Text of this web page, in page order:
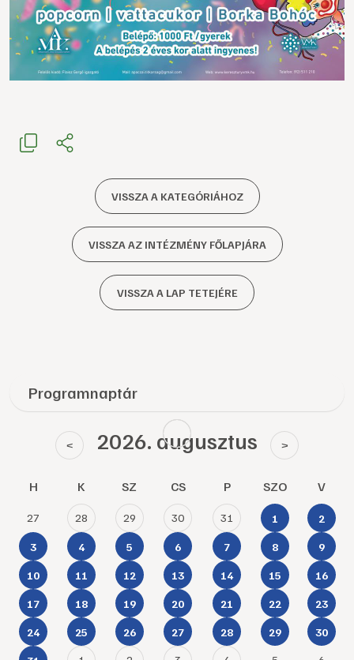
VISSZA A KATEGÓRIÁHOZ
VISSZA AZ INTÉZMÉNY FŐLAPJÁRA
VISSZA A LAP TETEJÉRE
Programnaptár
< 2026. augusztus >
H K SZ CS P SZO V
27 28 29 30 31 1 2
3 4 5 6 7 8 9
10 11 12 13 14 15 16
17 18 19 20 21 22 23
24 25 26 27 28 29 30